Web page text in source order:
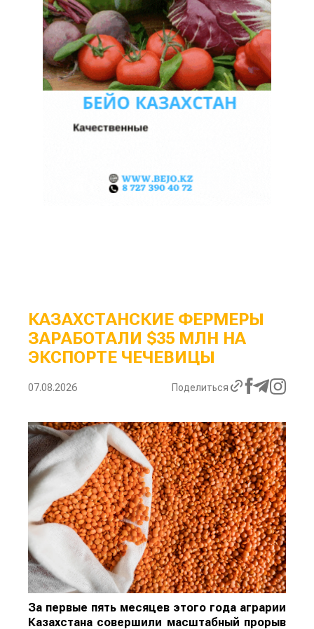
КАЗАХСТАНСКИЕ ФЕРМЕРЫ
ЗАРАБОТАЛИ $35 МЛН НА
ЭКСПОРТЕ ЧЕЧЕВИЦЫ
07.08.2026 Поделиться
За первые пять месяцев этого года аграрии
Казахстана совершили масштабный прорыв